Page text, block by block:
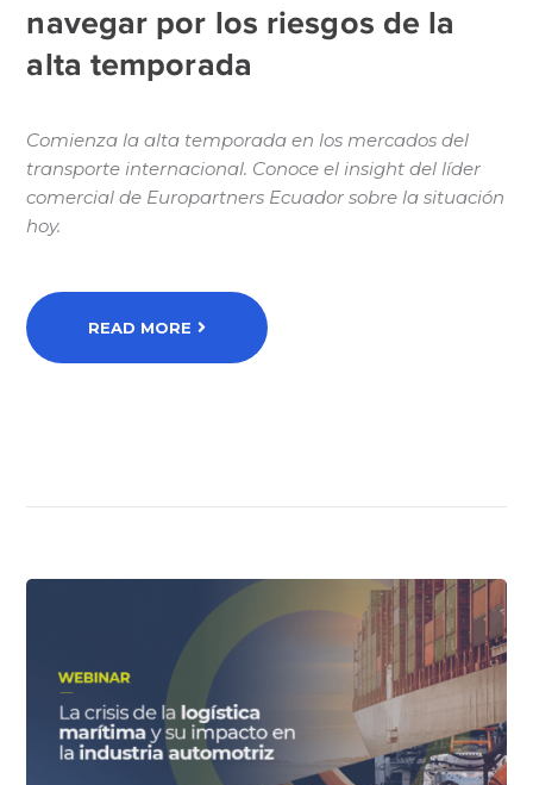
navegar por los riesgos de la
alta temporada
Comienza la alta temporada en los mercados del
transporte internacional. Conoce el insight del líder
comercial de Europartners Ecuador sobre la situación
hoy.
READ MORE